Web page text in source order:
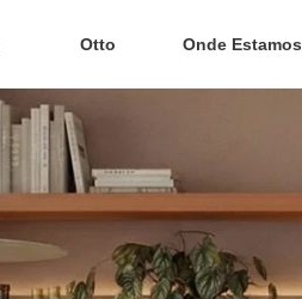
Otto Onde Estamos